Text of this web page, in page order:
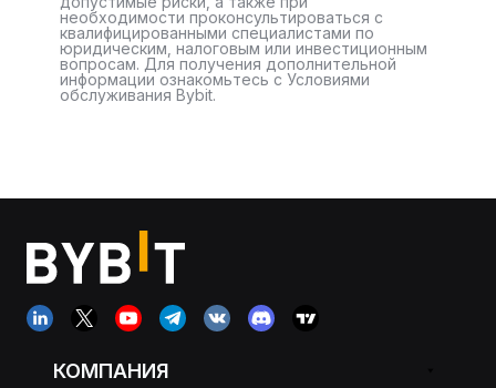
необходимости проконсультироваться с
квалифицированными специалистами по
юридическим, налоговым или инвестиционным
вопросам. Для получения дополнительной
информации ознакомьтесь с Условиями
обслуживания Bybit.
КОМПАНИЯ